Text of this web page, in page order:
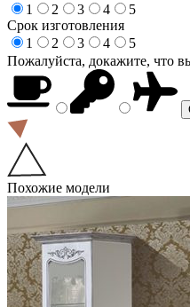
1
2 3 4
5
Срок изготовления
1
2 3 4
5
Пожалуйста, докажите, что
Похожие модели